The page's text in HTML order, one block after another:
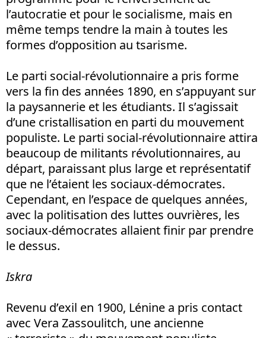
l’autocratie et pour le socialisme, mais en
même temps tendre la main à toutes les
formes d’opposition au tsarisme.
Le parti social-révolutionnaire a pris forme
vers la fin des années 1890, en s’appuyant sur
la paysannerie et les étudiants. Il s’agissait
d’une cristallisation en parti du mouvement
populiste. Le parti social-révolutionnaire attira
beaucoup de militants révolutionnaires, au
départ, paraissant plus large et représentatif
que ne l’étaient les sociaux-démocrates.
Cependant, en l’espace de quelques années,
avec la politisation des luttes ouvrières, les
sociaux-démocrates allaient finir par prendre
le dessus.
Iskra
Revenu d’exil en 1900, Lénine a pris contact
avec Vera Zassoulitch, une ancienne